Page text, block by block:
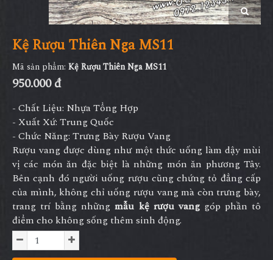
Kệ Rượu Thiên Nga MS11
Mã sản phẩm: Kệ Rượu Thiên Nga MS11
950.000 đ
- Chất Liệu: Nhựa Tổng Hợp
- Xuất Xứ: Trung Quốc
- Chức Năng: Trưng Bày Rượu Vang
Rượu vang được dùng như một thức uống làm dậy mùi
vị các món ăn đặc biệt là những món ăn phương Tây.
Bên cạnh đó người uống rượu cũng chứng tỏ đẳng cấp
của mình, không chỉ uống rượu vang mà còn trưng bày,
trang trí bằng nhữngmẫu kệ rượu vanggóp phần tô
điểm cho không sống thêm sinh động.